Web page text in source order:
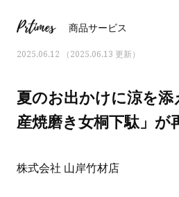
Prtimes 商品サービス
2025.06.12 （2025.06.13 更新）
夏のお出かけに涼を添
産焼磨き女桐下駄」が
株式会社 山岸竹材店